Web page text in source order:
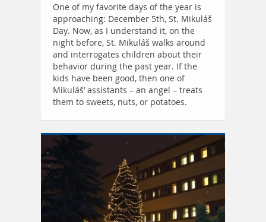
One of my favorite days of the year is
approaching: December 5th, St. Mikuláš
Day. Now, as I understand it, on the
night before, St. Mikuláš walks around
and interrogates children about their
behavior during the past year. If the
kids have been good, then one of
Mikuláš’ assistants – an angel – treats
them to sweets, nuts, or potatoes.